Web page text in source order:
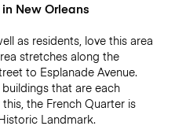
New Orleans
as residents, love this area
stretches along the
to Esplanade Avenue.
that are each
the French Quarter is
Landmark.